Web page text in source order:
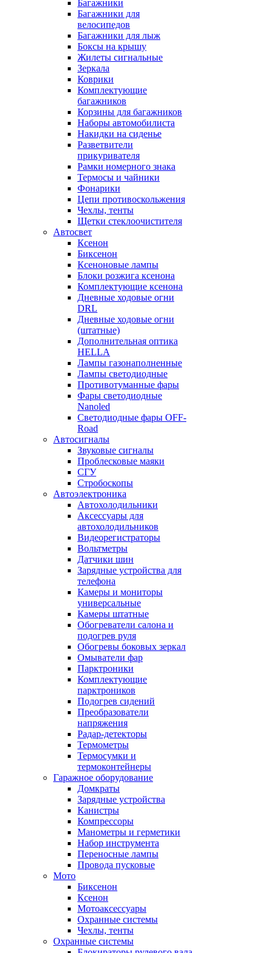
Багажники
Багажники для
велосипедов
Багажники для лыж
Боксы на крышу
Жилеты сигнальные
Зеркала
Коврики
Комплектующие
багажников
Корзины для багажников
Наборы автомобилиста
Накидки на сиденье
Разветвители
прикуривателя
Рамки номерного знака
Термосы и чайники
Фонарики
Цепи противоскольжения
Чехлы, тенты
Щетки стеклоочистителя
Автосвет
Ксенон
Биксенон
Ксеноновые лампы
Блоки розжига ксенона
Комплектующие ксенона
Дневные ходовые огни
DRL
Дневные ходовые огни
(штатные)
Дополнительная оптика
HELLA
Лампы газонаполненные
Лампы светодиодные
Противотуманные фары
Фары светодиодные
Nanoled
Светодиодные фары OFF-
Road
Автосигналы
Звуковые сигналы
Проблесковые маяки
СГУ
Стробоскопы
Автоэлектроника
Автохолодильники
Аксессуары для
автохолодильников
Видеорегистраторы
Вольтметры
Датчики шин
Зарядные устройства для
телефона
Камеры и мониторы
универсальные
Камеры штатные
Обогреватели салона и
подогрев руля
Обогревы боковых зеркал
Омыватели фар
Парктроники
Комплектующие
парктроников
Подогрев сидений
Преобразователи
напряжения
Радар-детекторы
Термометры
Термосумки и
термоконтейнеры
Гаражное оборудование
Домкраты
Зарядные устройства
Канистры
Компрессоры
Манометры и герметики
Набор инструмента
Переносные лампы
Провода пусковые
Мото
Биксенон
Ксенон
Мотоаксессуары
Охранные системы
Чехлы, тенты
Охранные системы